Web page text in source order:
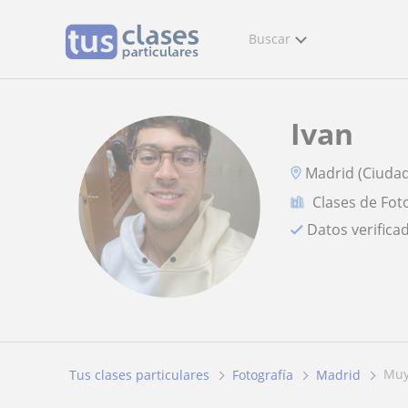
Buscar
Ivan
Madrid
Clases de
Datos
Tus clases particulares Fotografía Madrid